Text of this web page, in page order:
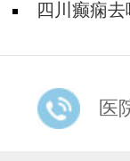
四川癫痫
医